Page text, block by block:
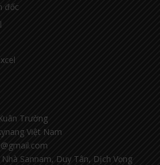
đốc
Trường
Việt Nam
Sannam, Duy Tân, Dịch Vọng